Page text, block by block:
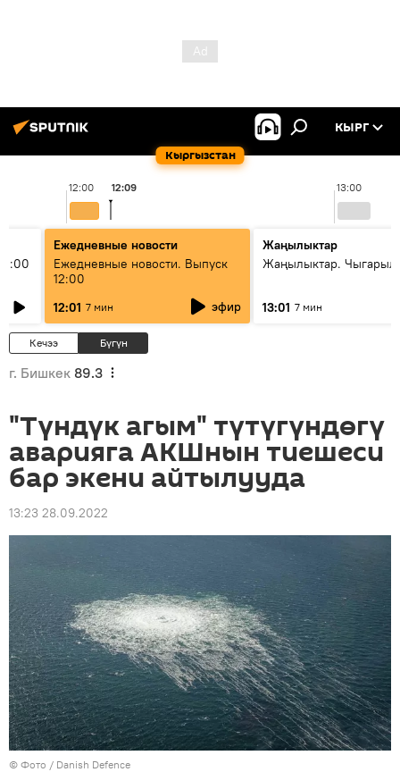
Кыргызстан
КЫРГ
12:00 13:00
12:09
Ежедневные новости
Ежедневные новости. Выпуск
12:00
12:01 7 мин эфир
Жаңылыктар
Жаңылыктар.
13:01 7 мин
Кечээ Бүгүн
г. Бишкек 89.3
"Түндүк агым" түтүгүндөгү
аварияга АКШнын тиешеси
бар экени айтылууда
13:23 28.09.2022
© Фото / Danish Defence